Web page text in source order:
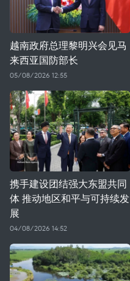
越南政府总理黎明兴会见马
来西亚国防部长
05/08/2026 12:55
携手建设团结强大东盟共同
体 推动地区和平与可持续发
展
04/08/2026 14:52